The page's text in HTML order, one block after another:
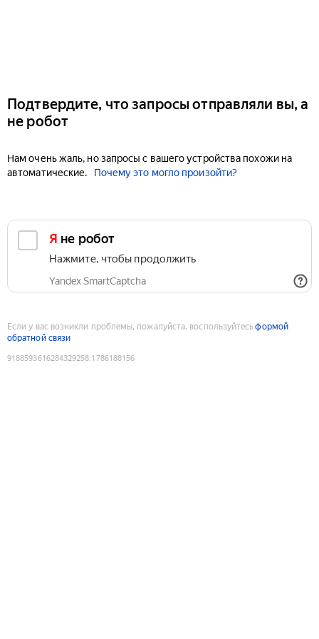
Подтвердите, что запросы отправляли вы, а
не робот
Нам очень жаль, но запросы с вашего устройства похожи на
автоматические.
Почему это могло произойти?
Я не робот
Нажмите, чтобы продолжить
Yandex SmartCaptcha
Если у вас возникли проблемы, пожалуйста, воспользуйтесьформой
обратной связи
9188593616284329258:1786188156